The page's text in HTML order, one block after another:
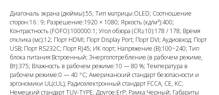
Диагональ экрана (дюймы):55; Тип матрицы:OLED; Соотношение
сторон:16 : 9; Разрешение:1920 × 1080; Яркость (кд/м²):400;
Контрастность (FOFO):100000:1; Угол обзора (CR≥10):178 / 178; Время
отклика (мс):12; Порт HDMI; Порт Display Port; Порт DVI; Аудиовход; Порт
USB; Порт RS232C; Порт RJ45; ИК порт; Напряжение (В):100~240; Тип
блока питания:Встроенный; Энергопотребление (в рабочем режиме,
Вт):375; Влажность в рабочем режиме:10 — 80 %; Температура в
рабочем режиме:0 — 40 °C; Американский стандарт безопасности и
эргономики UL(cUL); Радиоэлектронный стандарт FCCA, CE, KC;
Немецкий стандарт TUV-TYPE; Другое:ErP; Рамка:Черный; Габариты